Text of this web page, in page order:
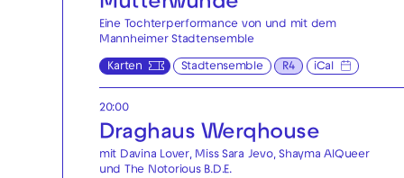
Mutterwunde
Eine Tochterperformance von und mit dem
Mannheimer Stadtensemble
Karten Stadtensemble R4 iCal
20:00
Draghaus Werqhouse
mit Davina Lover, Miss Sara Jevo, Shayma AlQueer
und The Notorious B.D.E.